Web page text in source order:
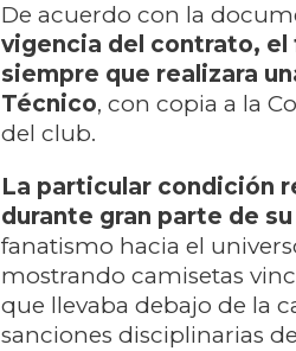
De acuerdo con la
vigencia del contrato,
siempre que realizara
Técnico, con copia a la
del club.
La particular condición
durante gran parte de
fanatismo hacia el
mostrando camisetas
que llevaba debajo de la
sanciones disciplinarias